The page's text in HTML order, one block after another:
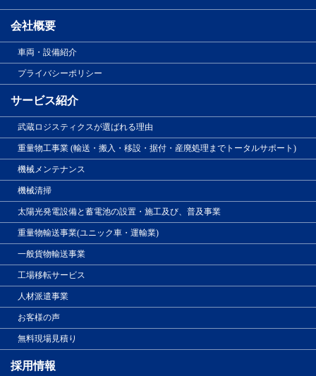
会社概要
車両・設備紹介
プライバシーポリシー
サービス紹介
武蔵ロジスティクスが選ばれる理由
重量物工事業 (輸送・搬入・移設・据付・産廃処理までトータルサポート)
機械メンテナンス
機械清掃
太陽光発電設備と蓄電池の設置・施工及び、普及事業
重量物輸送事業(ユニック車・運輸業)
一般貨物輸送事業
工場移転サービス
人材派遣事業
お客様の声
無料現場見積り
採用情報